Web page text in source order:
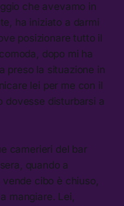
che avevamo in
ha iniziato a darmi
posizionare tutto il
dopo mi ha
preso la situazione in
lei per me con il
dovesse disturbarsi a
camerieri del bar
quando a
cibo è chiuso,
mangiare. Lei,